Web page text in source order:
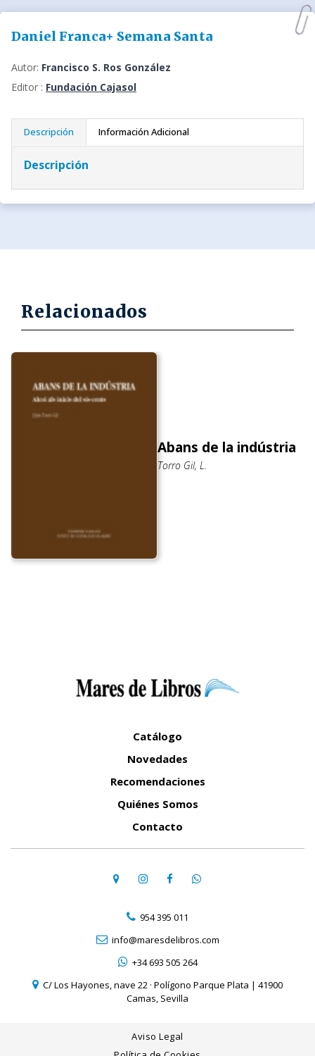
Daniel Franca+ Semana Santa
Autor: Francisco S. Ros González
Editor : Fundación Cajasol
Descripción Información Adicional
Descripción
Relacionados
Abans de la indústria
Torro Gil, L.
Catálogo
Novedades
Recomendaciones
Quiénes Somos
Contacto
954 395 011
info@maresdelibros.com
+34 693 505 264
C/ Los Hayones, nave 22 · Polígono Parque Plata | 41900
Camas, Sevilla
Aviso Legal